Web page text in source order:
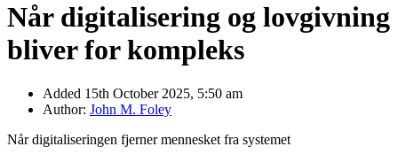
Når digitalisering og lovgivning
bliver for kompleks
Added 15th October 2025, 5:50 am
Author: John M. Foley
Når digitaliseringen fjerner mennesket fra systemet